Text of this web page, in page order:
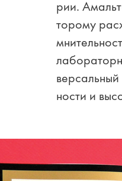
рии.
то­ро­му
но­сти и